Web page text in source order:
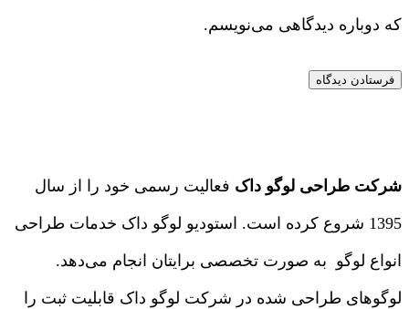
که دوباره دیدگاهی می‌نویسم.
شرکت طراحی لوگو داک فعالیت رسمی خود را از سال
1395 شروع کرده است. استودیو لوگو داک خدمات طراحی
انواع لوگو به صورت تخصصی برایتان انجام می‌دهد.
لوگوهای طراحی شده در شرکت لوگو داک قابلیت ثبت را